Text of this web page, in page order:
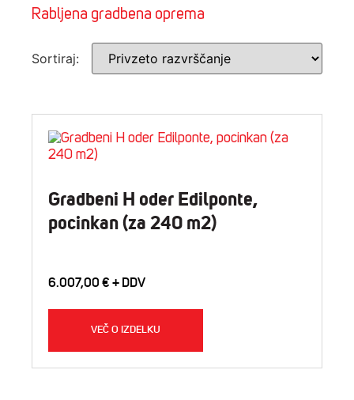
Rabljena gradbena oprema
Sortiraj:
Gradbeni H oder Edilponte,
pocinkan (za 240 m2)
6.007,00 €
VEČ O IZDELKU